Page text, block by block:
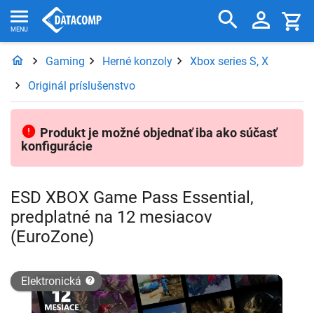
Gaming Herné konzoly
Xbox series S, X
Originál príslušenstvo
Produkt je možné objednať iba ako súčasť
konfigurácie
ESD XBOX Game Pass Essential,
predplatné na 12 mesiacov
(EuroZone)
elektronická